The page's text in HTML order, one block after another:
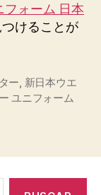
フォーム 日本
けることが
ー 新日本ウエ
ユニフォーム